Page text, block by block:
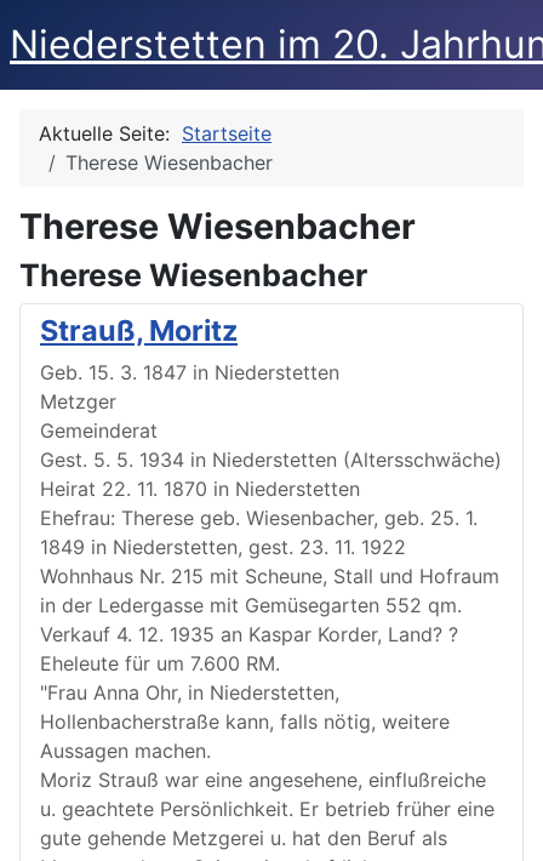
Niederstetten im 20.
Aktuelle Seite: Startseite
Therese Wiesenbacher
Therese Wiesenbacher
Therese Wiesenbacher
Strauß, Moritz
Geb. 15. 3. 1847 in Niederstetten
Metzger
Gemeinderat
Gest. 5. 5. 1934 in Niederstetten (Altersschwäche)
Heirat 22. 11. 1870 in Niederstetten
Ehefrau: Therese geb. Wiesenbacher, geb. 25. 1.
1849 in Niederstetten, gest. 23. 11. 1922
Wohnhaus Nr. 215 mit Scheune, Stall und Hofraum
in der Ledergasse mit Gemüsegarten 552 qm.
Verkauf 4. 12. 1935 an Kaspar Korder, Land? ?
Eheleute für um 7.600 RM.
"Frau Anna Ohr, in Niederstetten,
Hollenbacherstraße kann, falls nötig, weitere
Aussagen machen.
Moriz Strauß war eine angesehene, einflußreiche
u. geachtete Persönlichkeit. Er betrieb früher eine
gute gehende Metzgerei u. hat den Beruf als